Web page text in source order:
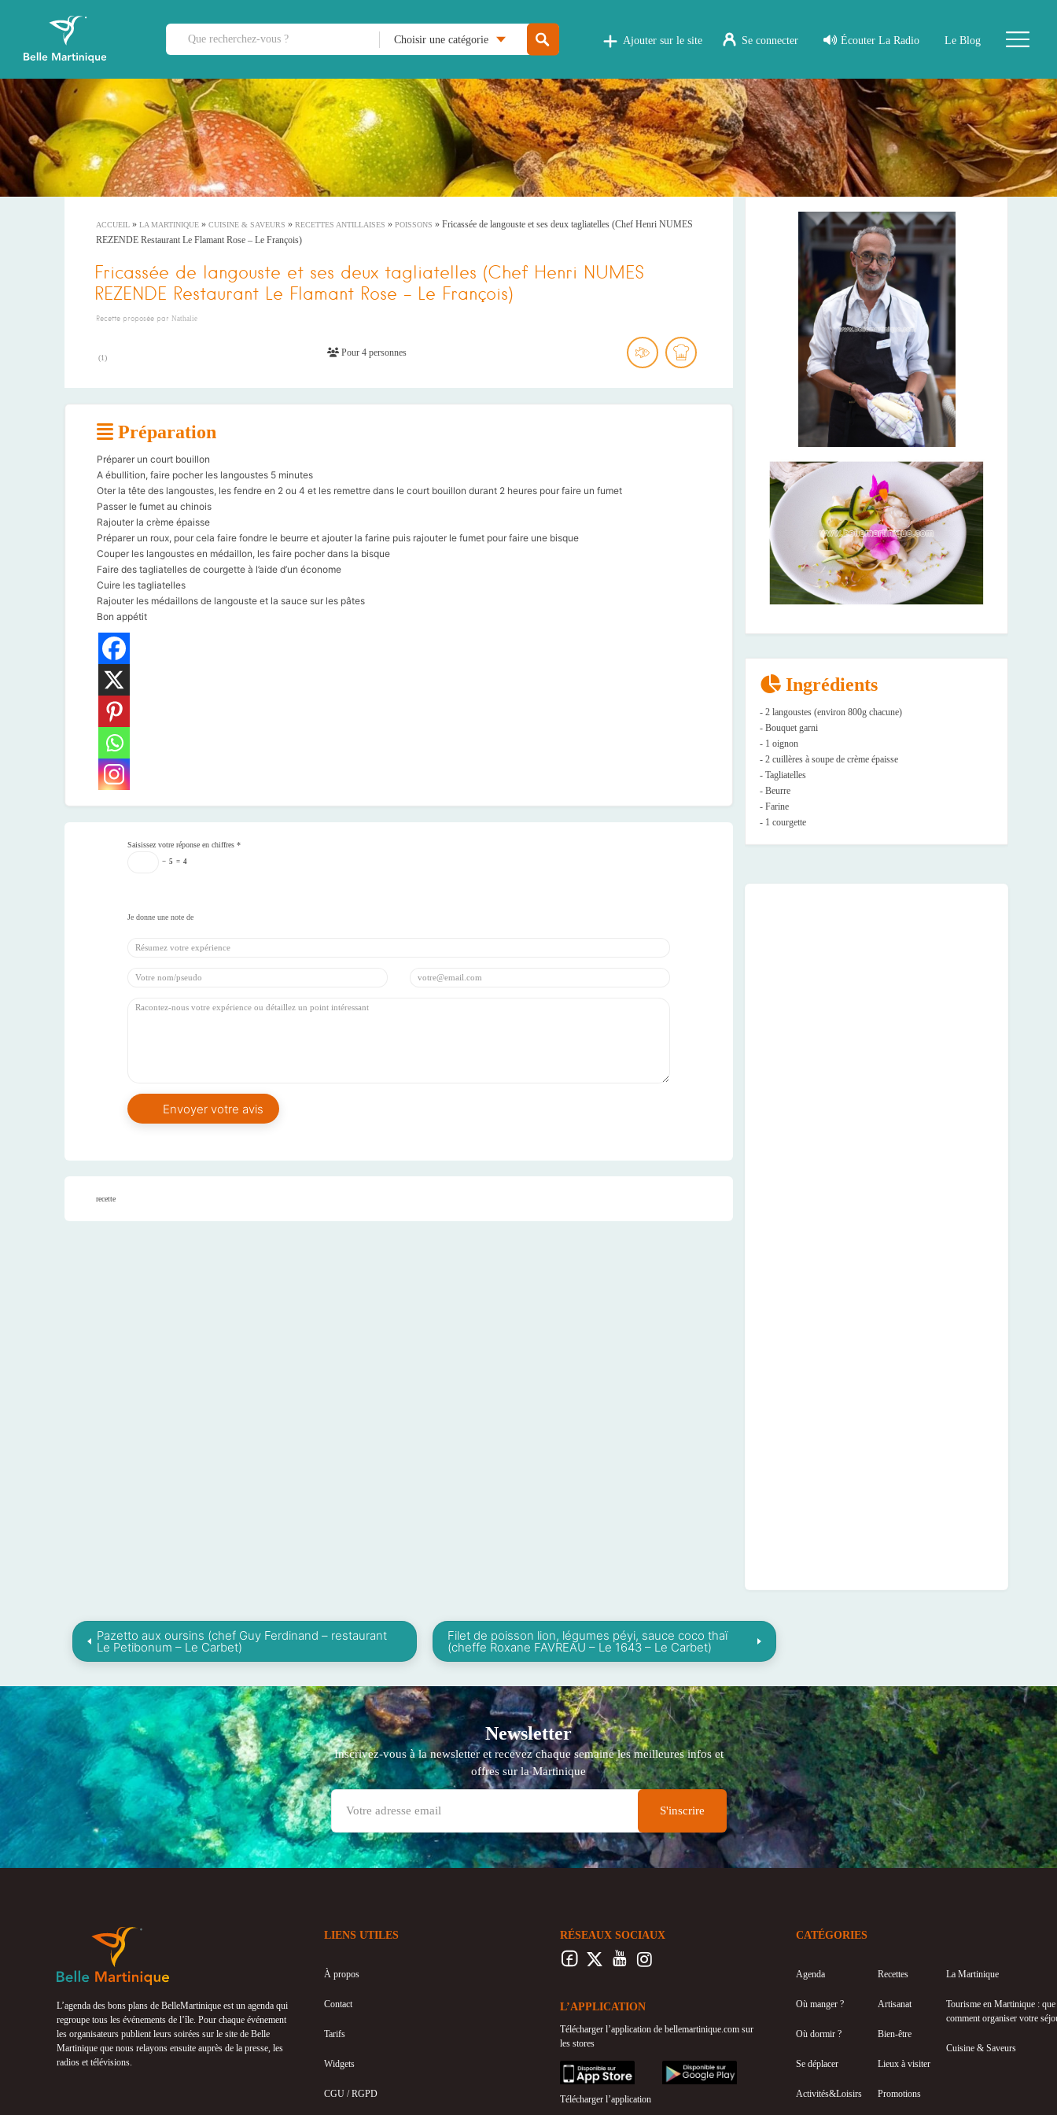
Choisir une catégorie Ajouter sur le site Se connecter Écouter La Radio Le Blog
ACCUEIL » LA MARTINIQUE » CUISINE & SAVEURS » RECETTES ANTILLAISES » POISSONS » Fricassée de langouste et ses deux tagliatelles (Chef Henri NUMES
REZENDE Restaurant Le Flamant Rose – Le François)
Fricassée de langouste et ses deux tagliatelles (Chef Henri NUMES
REZENDE Restaurant Le Flamant Rose – Le François)
Recette proposée par Nathalie
(1) Pour 4 personnes
Préparation
Préparer un court bouillon
A ébullition, faire pocher les langoustes 5 minutes
Oter la tête des langoustes, les fendre en 2 ou 4 et les remettre dans le court bouillon durant 2 heures pour faire un fumet
Passer le fumet au chinois
Rajouter la crème épaisse
Préparer un roux, pour cela faire fondre le beurre et ajouter la farine puis rajouter le fumet pour faire une bisque
Couper les langoustes en médaillon, les faire pocher dans la bisque
Faire des tagliatelles de courgette à l’aide d’un économe
Cuire les tagliatelles
Rajouter les médaillons de langouste et la sauce sur les pâtes
Bon appétit
Saisissez votre réponse en chiffres *
− 5 = 4
recette
Ingrédients
- 2 langoustes (environ 800g chacune)
- Bouquet garni
- 1 oignon
- 2 cuillères à soupe de crème épaisse
- Tagliatelles
- Beurre
- Farine
- 1 courgette
Pazetto aux oursins (chef Guy Ferdinand – restaurant
Le Petibonum – Le Carbet)
Filet de poisson lion, légumes péyi, sauce coco thaï
(cheffe Roxane FAVREAU – Le 1643 – Le Carbet)
Newsletter
Inscrivez-vous à la newsletter et recevez chaque semaine les meilleures infos et
offres sur la Martinique
L’agenda des bons plans de BelleMartinique est un agenda qui
regroupe tous les événements de l’île. Pour chaque événement
les organisateurs publient leurs soirées sur le site de Belle
Martinique que nous relayons ensuite auprès de la presse, les
radios et télévisions.
LIENS UTILES
À propos
Contact
Tarifs
Widgets
CGU / RGPD
RÉSEAUX SOCIAUX
L’APPLICATION
Télécharger l’application de bellemartinique.com sur
les stores
appstore googleplay
Télécharger l’application
CATÉGORIES
Agenda
Où manger ?
Où dormir ?
Se déplacer
Activités&Loisirs
Recettes
Artisanat
Bien-être
Lieux à visiter
Promotions
La Martinique
Tourisme en Martinique :
comment organiser votre
Cuisine & Saveurs